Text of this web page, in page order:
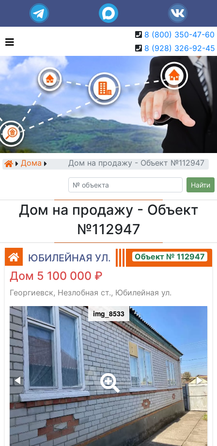
8 (800) 350-47-60
8 (928) 326-92-45
Дома Дом на продажу - Объект №112947
Найти
Дом на продажу - Объект
№112947
ЮБИЛЕЙНАЯ УЛ. Объект № 112947
Дом 5 100 000 ₽
Георгиевск, Незлобная ст., Юбилейная ул.
img_8533